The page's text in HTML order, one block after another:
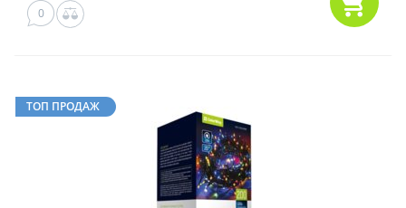
0
ТОП ПРОДАЖ